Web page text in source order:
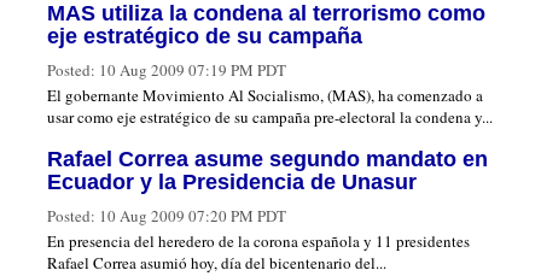
MAS utiliza la condena al terrorismo como
eje estratégico de su campaña
Posted: 10 Aug 2009 07:19 PM PDT
El gobernante Movimiento Al Socialismo, (MAS), ha comenzado a
usar como eje estratégico de su campaña pre-electoral la condena y...
Rafael Correa asume segundo mandato en
Ecuador y la Presidencia de Unasur
Posted: 10 Aug 2009 07:20 PM PDT
En presencia del heredero de la corona española y 11 presidentes
Rafael Correa asumió hoy, día del bicentenario del...